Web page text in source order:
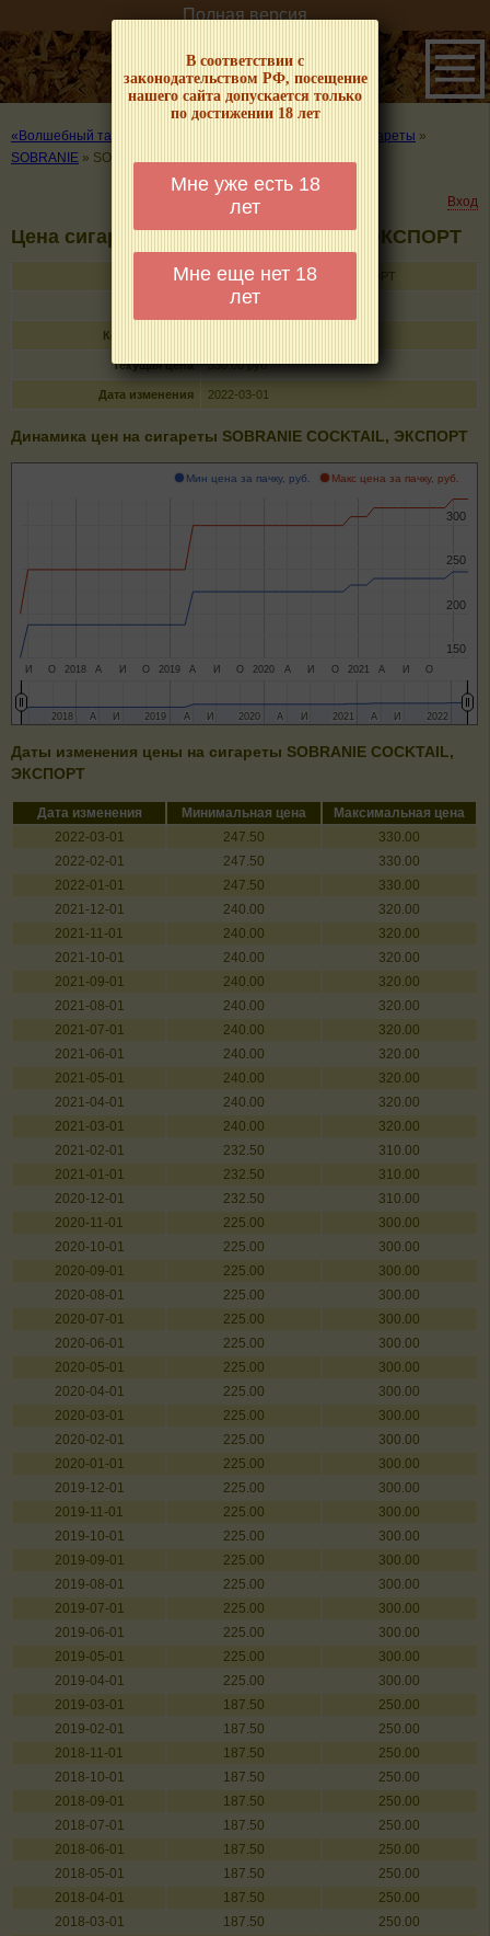
В соответствии с
законодательством РФ, посещение
нашего сайта допускается только
по достижении 18 лет
Мне уже есть 18
лет
Мне еще нет 18
лет
Полная версия
«Волшебный табачок» – о табаке и курении Цены на сигареты »
SOBRANIE » SOBRANIE COCKTAIL, ЭКСПОРТ
Вход
Цена сигарет SOBRANIE COCKTAIL, ЭКСПОРТ
Название SOBRANIE COCKTAIL, ЭКСПОРТ
сигареты с фильтром
Кол-во в пачке
Текущая цена 330.00 руб
Дата изменения 2022-03-01
Динамика цен на сигареты SOBRANIE COCKTAIL, ЭКСПОРТ
Мин цена за пачку, руб. Макс цена за пачку, руб.
2018 2019 2020 2021
И О А И О А И О А И О А И О
150
150
200
200
250
250
300
300
2018
2018 2019
2019 2020
2020 2021
2021 2022
2022
А
А ИИ А
А ИИ А
А ИИ А
А ИИ
Даты изменения цены на сигареты SOBRANIE COCKTAIL,
ЭКСПОРТ
Дата изменения Минимальная цена
Максимальная цена
2022-03-01
247.50
330.00
2022-02-01
247.50
330.00
2022-01-01
247.50
330.00
2021-12-01
240.00
320.00
2021-11-01
240.00
320.00
2021-10-01
240.00
320.00
2021-09-01
240.00
320.00
2021-08-01
240.00
320.00
2021-07-01
240.00
320.00
2021-06-01
240.00
320.00
2021-05-01
240.00
320.00
2021-04-01
240.00
320.00
2021-03-01
240.00
320.00
2021-02-01
232.50
310.00
2021-01-01
232.50
310.00
2020-12-01
232.50
310.00
2020-11-01
225.00
300.00
2020-10-01
225.00
300.00
2020-09-01
225.00
300.00
2020-08-01
225.00
300.00
2020-07-01
225.00
300.00
2020-06-01
225.00
300.00
2020-05-01
225.00
300.00
2020-04-01
225.00
300.00
2020-03-01
225.00
300.00
2020-02-01
225.00
300.00
2020-01-01
225.00
300.00
2019-12-01
225.00
300.00
2019-11-01
225.00
300.00
2019-10-01
225.00
300.00
2019-09-01
225.00
300.00
2019-08-01
225.00
300.00
2019-07-01
225.00
300.00
2019-06-01
225.00
300.00
2019-05-01
225.00
300.00
2019-04-01
225.00
300.00
2019-03-01
187.50
250.00
2019-02-01
187.50
250.00
2018-11-01
187.50
250.00
2018-10-01
187.50
250.00
2018-09-01
187.50
250.00
2018-07-01
187.50
250.00
2018-06-01
187.50
250.00
2018-05-01
187.50
250.00
2018-04-01
187.50
250.00
2018-03-01
187.50
250.00